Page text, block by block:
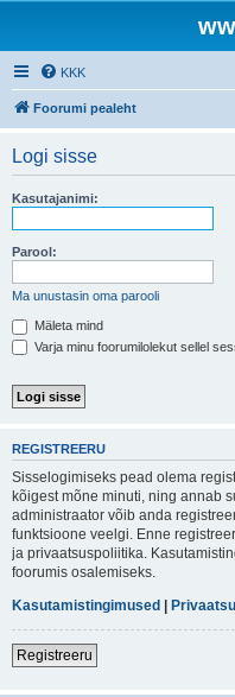
KKK
Foorumi pealeht
Logi sisse
Kasutajanimi:
Parool:
Ma unustasin oma parooli
Mäleta mind
Varja minu foorumilolekut sellel
REGISTREERU
Sisselogimiseks pead olema
kõigest mõne minuti, ning annab
administraator võib anda
funktsioone veelgi. Enne
ja privaatsuspoliitika.
foorumis osalemiseks.
Kasutamistingimused |
Registreeru